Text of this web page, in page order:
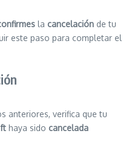
la cancelación de tu
este paso para completar el
anteriores, verifica que tu
haya sido cancelada